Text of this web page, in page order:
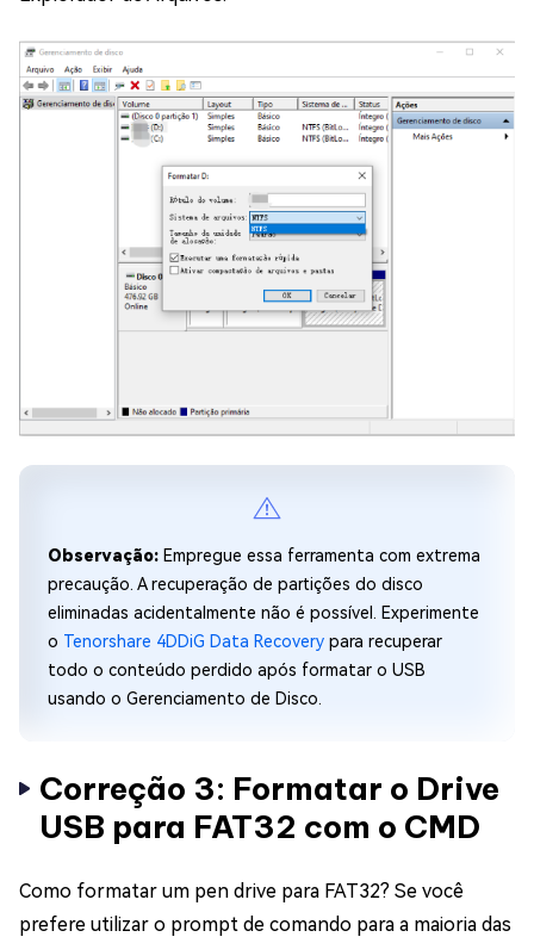
Observação: Empregue essa ferramenta com extrema
precaução. A recuperação de partições do disco
eliminadas acidentalmente não é possível. Experimente
o Tenorshare 4DDiG Data Recovery para recuperar
todo o conteúdo perdido após formatar o USB
usando o Gerenciamento de Disco.
Correção 3: Formatar o Drive
USB para FAT32 com o CMD
Como formatar um pen drive para FAT32? Se você
prefere utilizar o prompt de comando para a maioria das